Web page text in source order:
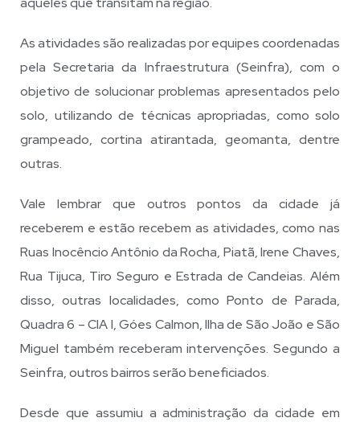
As atividades são realizadas por equipes coordenadas
pela Secretaria da Infraestrutura (Seinfra), com o
objetivo de solucionar problemas apresentados pelo
solo, utilizando de técnicas apropriadas, como solo
grampeado, cortina atirantada, geomanta, dentre
outras.
Vale lembrar que outros pontos da cidade já
receberem e estão recebem as atividades, como nas
Ruas Inocêncio Antônio da Rocha, Piatã, Irene Chaves,
Rua Tijuca, Tiro Seguro e Estrada de Candeias. Além
disso, outras localidades, como Ponto de Parada,
Quadra 6 – CIA I, Góes Calmon, Ilha de São João e São
Miguel também receberam intervenções. Segundo a
Seinfra, outros bairros serão beneficiados.
Desde que assumiu a administração da cidade em